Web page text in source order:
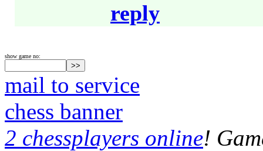
reply
show game no:
mail to service
chess banner
2 chessplayers online!